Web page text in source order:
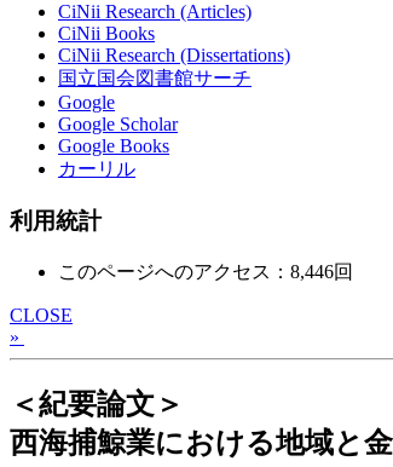
CiNii Research (Articles)
CiNii Books
CiNii Research (Dissertations)
国立国会図書館サーチ
Google
Google Scholar
Google Books
カーリル
利用統計
このページへのアクセス：8,446回
CLOSE
»
＜紀要論文＞
西海捕鯨業における地域と